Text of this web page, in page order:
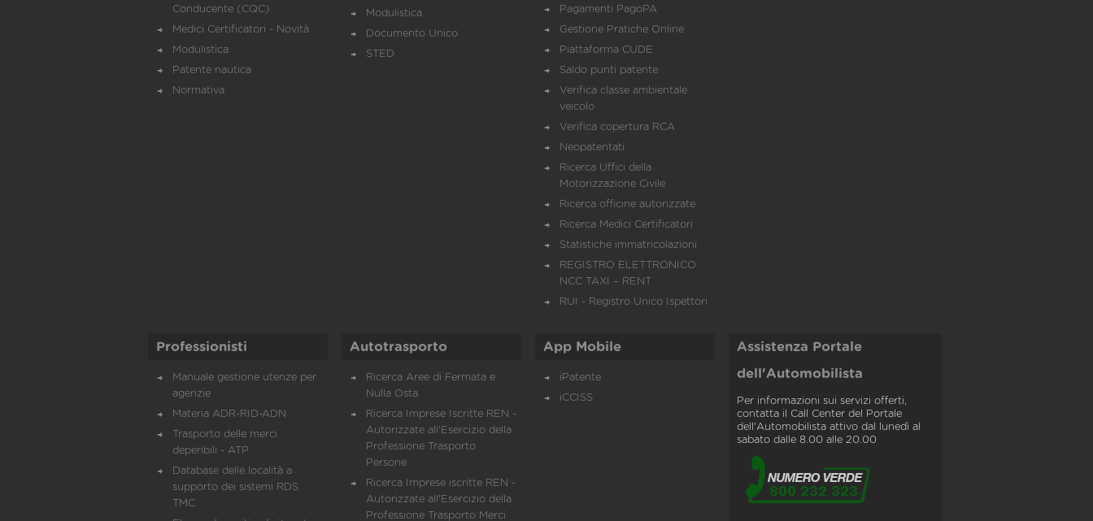
Conducente (CQC)
Medici Certificatori - Novità
Modulistica
Patente nautica
Normativa
Modulistica
Documento Unico
STED
Pagamenti PagoPA
Gestione Pratiche Online
Piattaforma CUDE
Saldo punti patente
Verifica classe ambientale
veicolo
Verifica copertura RCA
Neopatentati
Ricerca Uffici della
Motorizzazione Civile
Ricerca officine autorizzate
Ricerca Medici Certificatori
Statistiche immatricolazioni
REGISTRO ELETTRONICO
NCC TAXI – RENT
RUI - Registro Unico Ispettori
Professionisti
Manuale gestione utenze per
agenzie
Materia ADR-RID-ADN
Trasporto delle merci
deperibili - ATP
Database delle località a
supporto dei sistemi RDS
TMC
Autotrasporto
Ricerca Aree di Fermata e
Nulla Osta
Ricerca Imprese Iscritte REN -
Autorizzate all'Esercizio della
Professione Trasporto
Persone
Ricerca Imprese iscritte REN -
Autorizzate all'Esercizio della
Professione Trasporto Merci
App Mobile
iPatente
iCCISS
Assistenza Portale
dell'Automobilista
Per informazioni sui servizi offerti,
contatta il Call Center del Portale
dell'Automobilista attivo dal lunedì al
sabato dalle 8.00 alle 20.00